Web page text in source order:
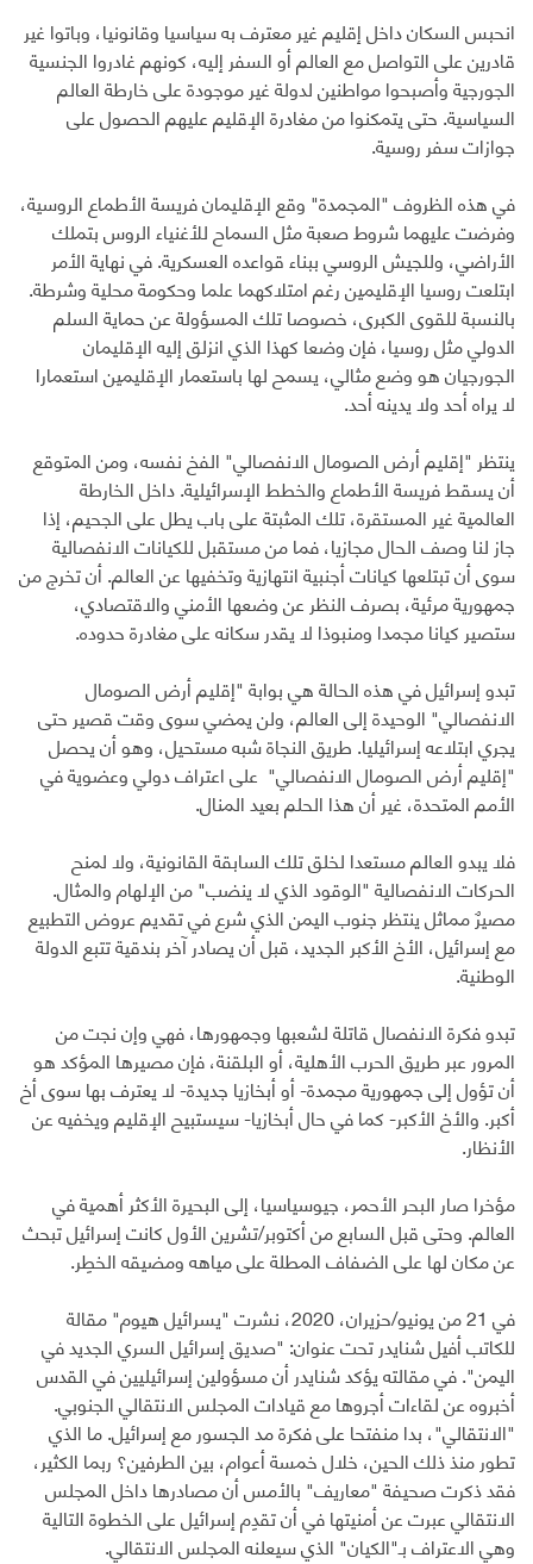
انحبس السكان داخل إقليم غير معترف به سياسيا وقانونيا، وباتوا غير
قادرين على التواصل مع العالم أو السفر إليه، كونهم غادروا الجنسية
الجورجية وأصبحوا مواطنين لدولة غير موجودة على خارطة العالم
السياسية. حتى يتمكنوا من مغادرة الإقليم عليهم الحصول على
جوازات سفر روسية.
في هذه الظروف "المجمدة" وقع الإقليمان فريسة الأطماع الروسية،
وفرضت عليهما شروط صعبة مثل السماح للأغنياء الروس بتملك
الأراضي، وللجيش الروسي ببناء قواعده العسكرية. في نهاية الأمر
ابتلعت روسيا الإقليمين رغم امتلاكهما علما وحكومة محلية وشرطة.
بالنسبة للقوى الكبرى، خصوصا تلك المسؤولة عن حماية السلم
الدولي مثل روسيا، فإن وضعا كهذا الذي انزلق إليه الإقليمان
الجورجيان هو وضع مثالي، يسمح لها باستعمار الإقليمين استعمارا
لا يراه أحد ولا يدينه أحد.
ينتظر "إقليم أرض الصومال الانفصالي" الفخ نفسه، ومن المتوقع
أن يسقط فريسة الأطماع والخطط الإسرائيلية. داخل الخارطة
العالمية غير المستقرة، تلك المثبتة على باب يطل على الجحيم، إذا
جاز لنا وصف الحال مجازيا، فما من مستقبل للكيانات الانفصالية
سوى أن تبتلعها كيانات أجنبية انتهازية وتخفيها عن العالم. أن تخرج من
جمهورية مرئية، بصرف النظر عن وضعها الأمني والاقتصادي،
ستصير كيانا مجمدا ومنبوذا لا يقدر سكانه على مغادرة حدوده.
تبدو إسرائيل في هذه الحالة هي بوابة "إقليم أرض الصومال
الانفصالي" الوحيدة إلى العالم، ولن يمضي سوى وقت قصير حتى
يجري ابتلاعه إسرائيليا. طريق النجاة شبه مستحيل، وهو أن يحصل
"إقليم أرض الصومال الانفصالي" على اعتراف دولي وعضوية في
الأمم المتحدة، غير أن هذا الحلم بعيد المنال.
فلا يبدو العالم مستعدا لخلق تلك السابقة القانونية، ولا لمنح
الحركات الانفصالية "الوقود الذي لا ينضب" من الإلهام والمثال.
مصيرٌ مماثل ينتظر جنوب اليمن الذي شرع في تقديم عروض التطبيع
مع إسرائيل، الأخ الأكبر الجديد، قبل أن يصادر آخر بندقية تتبع الدولة
الوطنية.
تبدو فكرة الانفصال قاتلة لشعبها وجمهورها، فهي وإن نجت من
المرور عبر طريق الحرب الأهلية، أو البلقنة، فإن مصيرها المؤكد هو
أن تؤول إلى جمهورية مجمدة- أو أبخازيا جديدة- لا يعترف بها سوى أخ
أكبر. والأخ الأكبر- كما في حال أبخازيا- سيستبيح الإقليم ويخفيه عن
الأنظار.
مؤخرا صار البحر الأحمر، جيوسياسيا، إلى البحيرة الأكثر أهمية في
العالم. وحتى قبل السابع من أكتوبر/تشرين الأول كانت إسرائيل تبحث
عن مكان لها على الضفاف المطلة على مياهه ومضيقه الخطِر.
في 21 من يونيو/حزيران، 2020، نشرت "يسرائيل هيوم" مقالة
للكاتب أفيل شنايدر تحت عنوان: "صديق إسرائيل السري الجديد في
اليمن". في مقالته يؤكد شنايدر أن مسؤولين إسرائيليين في القدس
أخبروه عن لقاءات أجروها مع قيادات المجلس الانتقالي الجنوبي.
"الانتقالي"، بدا منفتحا على فكرة مد الجسور مع إسرائيل. ما الذي
تطور منذ ذلك الحين، خلال خمسة أعوام، بين الطرفين؟ ربما الكثير،
فقد ذكرت صحيفة "معاريف" بالأمس أن مصادرها داخل المجلس
الانتقالي عبرت عن أمنيتها في أن تقدِم إسرائيل على الخطوة التالية
وهي الاعتراف بـ"الكيان" الذي سيعلنه المجلس الانتقالي.